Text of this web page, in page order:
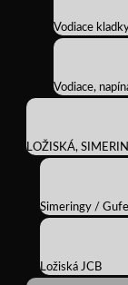
Vodiace
Vodiace,
LOŽISKÁ,
Simeringy /
Ložiská JCB